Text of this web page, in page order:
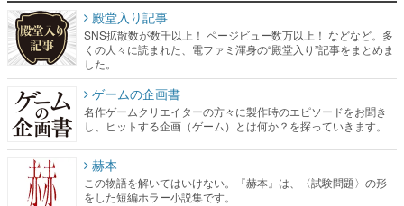
殿堂入り記事
SNS拡散数が数千以上！ ページビュー数万以上！ などなど。多
くの人々に読まれた、電ファミ渾身の“殿堂入り”記事をまとめま
した。
ゲームの企画書
名作ゲームクリエイターの方々に製作時のエピソードをお聞き
し、ヒットする企画（ゲーム）とは何か？を探っていきます。
赫本
この物語を解いてはいけない。『赫本』は、〈試験問題〉の形
をした短編ホラー小説集です。